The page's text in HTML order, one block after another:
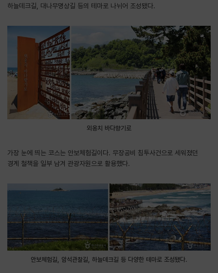
하늘데크길, 대나무명상길 등의 테마로 나뉘어 조성됐다.
외옹치 바다향기로
가장 눈에 띄는 코스는 안보체험길이다. 무장공비 침투사건으로 세워졌던
경계 철책을 일부 남겨 관광자원으로 활용했다.
안보체험길, 암석관찰길, 하늘데크길 등 다양한 테마로 조성됐다.